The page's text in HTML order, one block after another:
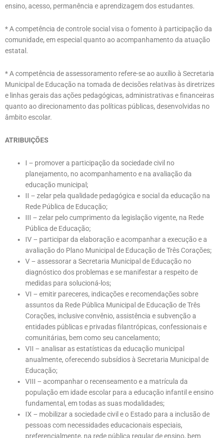
ensino, acesso, permanência e aprendizagem dos estudantes.
* A competência de controle social visa o fomento à participação da
comunidade, em especial quanto ao acompanhamento da atuação
estatal.
* A competência de assessoramento refere-se ao auxílio à Secretaria
Municipal de Educação na tomada de decisões relativas às diretrizes
e linhas gerais das ações pedagógicas, administrativas e financeiras
quanto ao direcionamento das políticas públicas, desenvolvidas no
âmbito escolar.
ATRIBUIÇÕES
I – promover a participação da sociedade civil no
planejamento, no acompanhamento e na avaliação da
educação municipal;
II – zelar pela qualidade pedagógica e social da educação na
Rede Pública de Educação;
III – zelar pelo cumprimento da legislação vigente, na Rede
Pública de Educação;
IV – participar da elaboração e acompanhar a execução e a
avaliação do Plano Municipal de Educação de Três Corações;
V – assessorar a Secretaria Municipal de Educação no
diagnóstico dos problemas e se manifestar a respeito de
medidas para solucioná-los;
VI – emitir pareceres, indicações e recomendações sobre
assuntos da Rede Pública Municipal de Educação de Três
Corações, inclusive convênio, assistência e subvenção a
entidades públicas e privadas filantrópicas, confessionais e
comunitárias, bem como seu cancelamento;
VII – analisar as estatísticas da educação municipal
anualmente, oferecendo subsídios à Secretaria Municipal de
Educação;
VIII – acompanhar o recenseamento e a matrícula da
população em idade escolar para a educação infantil e ensino
fundamental, em todas as suas modalidades;
IX – mobilizar a sociedade civil e o Estado para a inclusão de
pessoas com necessidades educacionais especiais,
preferencialmente, na rede pública regular de ensino, bem